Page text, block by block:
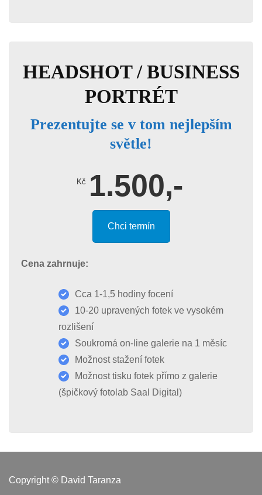
HEADSHOT / BUSINESS
PORTRÉT
Prezentujte se v tom nejlepším
světle!
Kč 1.500,-
Chci termín
Cena zahrnuje:
Cca 1-1,5 hodiny focení
10-20 upravených fotek ve vysokém
rozlišení
Soukromá on-line galerie na 1 měsíc
Možnost stažení fotek
Možnost tisku fotek přímo z galerie
(špičkový fotolab Saal Digital)
Copyright © David Taranza